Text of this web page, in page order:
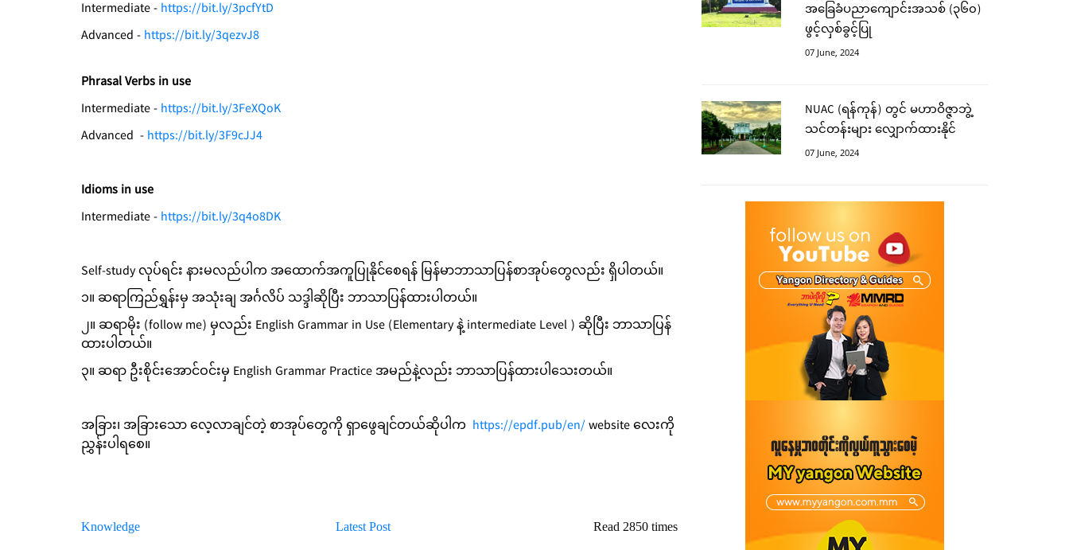
Intermediate -https://bit.ly/3pcfYtD
Advanced -https://bit.ly/3qezvJ8
Phrasal Verbs in use
Intermediate -https://bit.ly/3FeXQoK
Advanced -https://bit.ly/3F9cJJ4
Idioms in use
Intermediate -https://bit.ly/3q4o8DK
Self-study လုပ်ရင်း နားမလည်ပါက အထောက်အကူပြုနိုင်စေရန် မြန်မာဘာသာပြန်စာအုပ်တွေလည်း ရှိပါတယ်။
၁။ ဆရာကြည်ရွှန်းမှ အသုံးချ အင်္ဂလိပ် သဒ္ဒါဆိုပြီး ဘာသာပြန်ထားပါတယ်။
၂။ ဆရာမိုး (follow me) မှလည်း English Grammar in Use (Elementary နဲ့ intermediate Level ) ဆိုပြီး ဘာသာပြန်
ထားပါတယ်။
၃။ ဆရာ ဦးစိုင်းအောင်ဝင်းမှ English Grammar Practice အမည်နဲ့လည်း ဘာသာပြန်ထားပါသေးတယ်။
အခြား၊ အခြားသော လေ့လာချင်တဲ့ စာအုပ်တွေကို ရှာဖွေချင်တယ်ဆိုပါက https://epdf.pub/en/website လေးကို
ညွှန်းပါရစေ။
Knowledge Latest Post Read 2850 times
အခြေခံပညာကျောင်းအသစ် (၃၆၀)
ဖွင့်လှစ်ခွင့်ပြု
07 June, 2024
NUAC (ရန်ကုန်) တွင် မဟာဝိဇ္ဇာဘွဲ့
သင်တန်းများ လျှောက်ထားနိုင်
07 June, 2024